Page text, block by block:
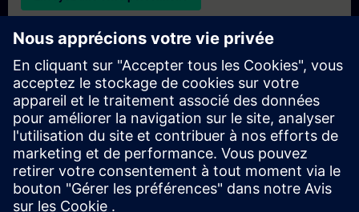
Demande de formation exclusive
Veuillez remplir le formulaire ci-dessous si vous souhaitez
obtenir un devis pour une formation exclusive, que ce soit sur
site, en ligne ou dans notre centre de formation SITRAIN. Ce
type de demande convient aux groupes plus importants (6
personnes ou plus). Après avoir fourni vos coordonnées et vos
besoins en matière de formation, vous recevrez un devis de
notre part.
Demander un devis exclusif